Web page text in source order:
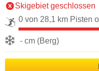
Skigebiet geschlossen
0 von 28,1 km Pisten
- cm (Berg)